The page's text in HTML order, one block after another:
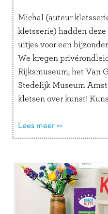
Michal (auteur
kletsserie) hadden
uitjes voor een
We kregen
Rijksmuseum, het Van
Stedelijk Museum
kletsen over kunst!
Lees verder
Lees meer >>